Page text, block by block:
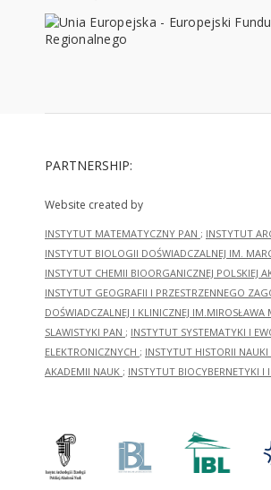
PARTNERSHIP:
Website created by
INSTYTUT MATEMATYCZNY PAN ; INSTYTUT
INSTYTUT BIOLOGII DOŚWIADCZALNEJ IM.
INSTYTUT CHEMII BIOORGANICZNEJ POLSKIEJ
INSTYTUT GEOGRAFII I PRZESTRZENNEGO
DOŚWIADCZALNEJ I KLINICZNEJ
SLAWISTYKI PAN ; INSTYTUT SYSTEMATYKI I
ELEKTRONICZNYCH ; INSTYTUT HISTORII
AKADEMII NAUK ; INSTYTUT BIOCYBERNETYKI I